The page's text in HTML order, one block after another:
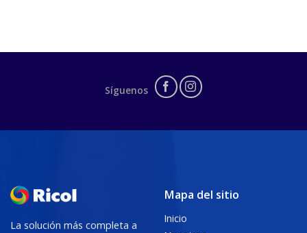
Síguenos
La solución más completa a
Mapa del sitio
Inicio